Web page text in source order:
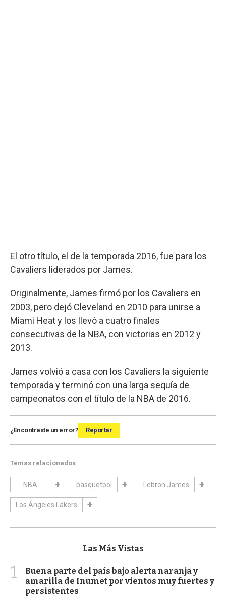
El otro título, el de la temporada 2016, fue para los
Cavaliers liderados por James.
Originalmente, James firmó por los Cavaliers en
2003, pero dejó Cleveland en 2010 para unirse a
Miami Heat y los llevó a cuatro finales
consecutivas de la NBA, con victorias en 2012 y
2013.
James volvió a casa con los Cavaliers la siguiente
temporada y terminó con una larga sequía de
campeonatos con el título de la NBA de 2016.
¿Encontraste un error? Reportar
Temas relacionados
NBA basquetbol Lebron James
Los Ángeles Lakers
Las Más Vistas
1
Buena parte del país bajo alerta naranja y
amarilla de Inumet por vientos muy fuertes y
persistentes